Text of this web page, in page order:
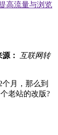
高流量与浏览
源： 互联网转
月，那么到
老站的改版?